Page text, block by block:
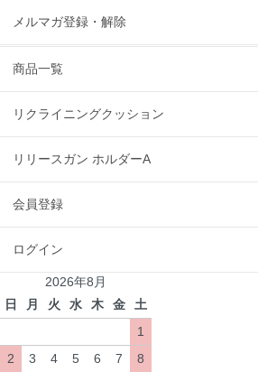
メルマガ登録・解除
商品一覧
リクライニングクッション
リリースガン ホルダーA
会員登録
ログイン
2026年8月
日
月 火 水 木 金
土
1
2
3 4 5 6 7 8